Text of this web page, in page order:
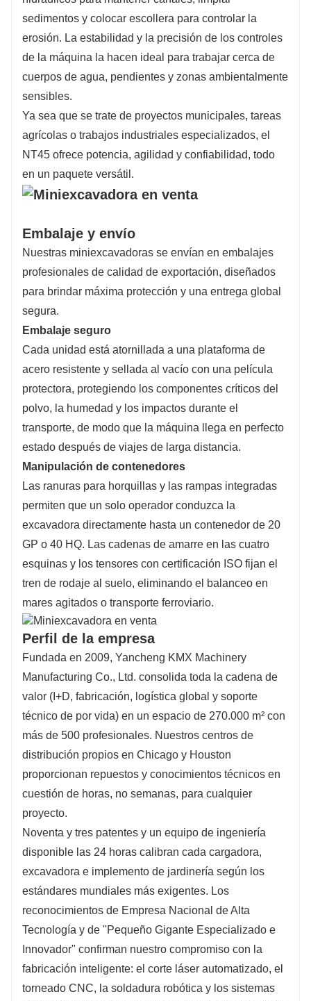
sedimentos y colocar escollera para controlar la
erosión. La estabilidad y la precisión de los controles
de la máquina la hacen ideal para trabajar cerca de
cuerpos de agua, pendientes y zonas ambientalmente
sensibles.
Ya sea que se trate de proyectos municipales, tareas
agrícolas o trabajos industriales especializados, el
NT45 ofrece potencia, agilidad y confiabilidad, todo
en un paquete versátil.
Embalaje y envío
Nuestras miniexcavadoras se envían en embalajes
profesionales de calidad de exportación, diseñados
para brindar máxima protección y una entrega global
segura.
Embalaje seguro
Cada unidad está atornillada a una plataforma de
acero resistente y sellada al vacío con una película
protectora, protegiendo los componentes críticos del
polvo, la humedad y los impactos durante el
transporte, de modo que la máquina llega en perfecto
estado después de viajes de larga distancia.
Manipulación de contenedores
Las ranuras para horquillas y las rampas integradas
permiten que un solo operador conduzca la
excavadora directamente hasta un contenedor de 20
GP o 40 HQ. Las cadenas de amarre en las cuatro
esquinas y los tensores con certificación ISO fijan el
tren de rodaje al suelo, eliminando el balanceo en
mares agitados o transporte ferroviario.
Perfil de la empresa
Fundada en 2009, Yancheng KMX Machinery
Manufacturing Co., Ltd. consolida toda la cadena de
valor (I+D, fabricación, logística global y soporte
técnico de por vida) en un espacio de 270.000 m² con
más de 500 profesionales. Nuestros centros de
distribución propios en Chicago y Houston
proporcionan repuestos y conocimientos técnicos en
cuestión de horas, no semanas, para cualquier
proyecto.
Noventa y tres patentes y un equipo de ingeniería
disponible las 24 horas calibran cada cargadora,
excavadora e implemento de jardinería según los
estándares mundiales más exigentes. Los
reconocimientos de Empresa Nacional de Alta
Tecnología y de "Pequeño Gigante Especializado e
Innovador" confirman nuestro compromiso con la
fabricación inteligente: el corte láser automatizado, el
torneado CNC, la soldadura robótica y los sistemas